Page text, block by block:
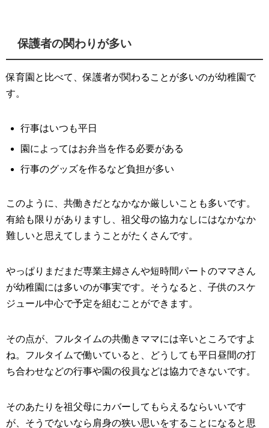
保護者の関わりが多い
保育園と比べて、保護者が関わることが多いのが幼稚園で
す。
行事はいつも平日
園によってはお弁当を作る必要がある
行事のグッズを作るなど負担が多い
このように、共働きだとなかなか厳しいことも多いです。
有給も限りがありますし、祖父母の協力なしにはなかなか
難しいと思えてしまうことがたくさんです。
やっぱりまだまだ専業主婦さんや短時間パートのママさん
が幼稚園には多いのが事実です。そうなると、子供のスケ
ジュール中心で予定を組むことができます。
その点が、フルタイムの共働きママには辛いところですよ
ね。フルタイムで働いていると、どうしても平日昼間の打
ち合わせなどの行事や園の役員などは協力できないです。
そのあたりを祖父母にカバーしてもらえるならいいです
が、そうでないなら肩身の狭い思いをすることになると思